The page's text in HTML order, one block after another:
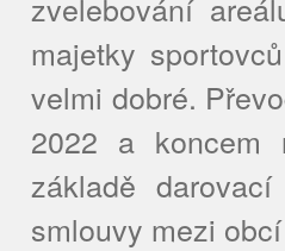
majetky
velmi dobré.
2022 a koncem
základě
smlouvy mezi